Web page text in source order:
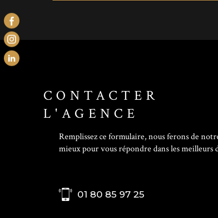
CONTACTER
L'AGENCE
Remplissez ce formulaire, nous ferons de
mieux pour vous répondre dans les meilleurs
01 80 85 97 25